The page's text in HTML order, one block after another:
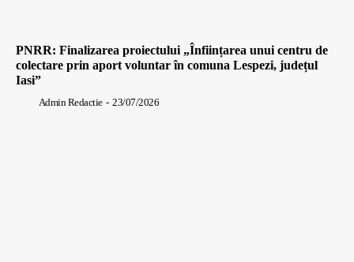
PNRR: Finalizarea proiectului „Înființarea unui centru de
colectare prin aport voluntar în comuna Lespezi, județul
Iasi”
Admin Redactie - 23/07/2026